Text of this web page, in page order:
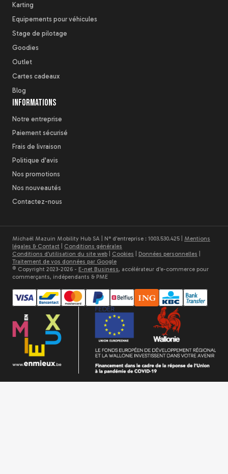
Karting
Equipements pour véhicules
Stage de pilotage
Goodies
Outlet
Cartes cadeaux
Blog
Informations
Notre entreprise
Paiement sécurisé
Frais de livraison
Politique d'avis
Nos promotions
Nos nouveautés
Contactez-nous
Michaël Mazuin Mobility Hub SA | N° d'entreprise : 1003.530.425 | Mentions
légales & Contact
Conditions générales
Conditions d'utilisation du site web
Cookies Données personnelles
Traitement de vos données par Google
© Copyright 2023-2026 - E-net Business, accélérateur d'e-commerce pour
commerçants, indépendants & PME